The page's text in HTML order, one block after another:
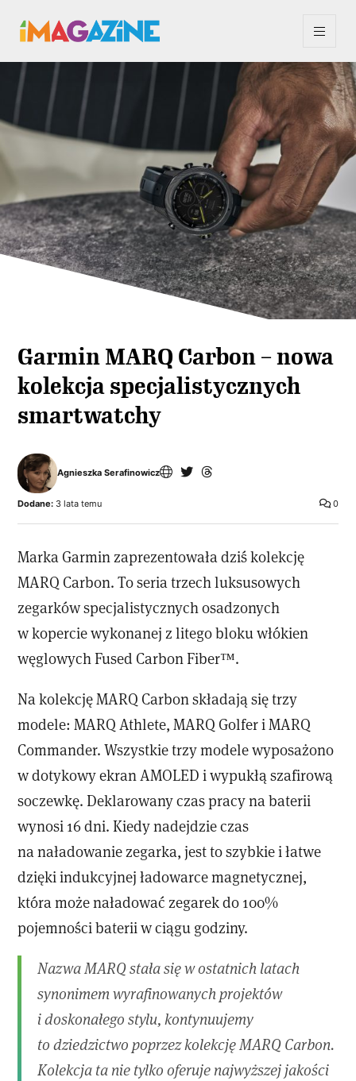
Garmin MARQ Carbon – nowa
kolekcja specjalistycznych
smartwatchy
Agnieszka Serafinowicz
0
Dodane: 3 lata temu
Marka Garmin zaprezentowała dziś kolekcję
MARQ Carbon. To seria trzech luksusowych
zegarków specjalistycznych osadzonych
w kopercie wykonanej z litego bloku włókien
węglowych Fused Carbon Fiber™.
Na kolekcję MARQ Carbon składają się trzy
modele: MARQ Athlete, MARQ Golfer i MARQ
Commander. Wszystkie trzy modele wyposażono
w dotykowy ekran AMOLED i wypukłą szafirową
soczewkę. Deklarowany czas pracy na baterii
wynosi 16 dni. Kiedy nadejdzie czas
na naładowanie zegarka, jest to szybkie i łatwe
dzięki indukcyjnej ładowarce magnetycznej,
która może naładować zegarek do 100%
pojemności baterii w ciągu godziny.
Nazwa MARQ stała się w ostatnich latach
synonimem wyrafinowanych projektów
i doskonałego stylu, kontynuujemy
to dziedzictwo poprzez kolekcję MARQ Carbon.
Kolekcja ta nie tylko oferuje najwyższej jakości